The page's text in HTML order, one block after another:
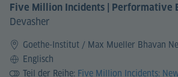
Five Million Incidents | Performative
Devasher
Goethe-Institut / Max Mueller Bhavan
SpracheEnglisch
Teil der Reihe: Five Million Incidents: